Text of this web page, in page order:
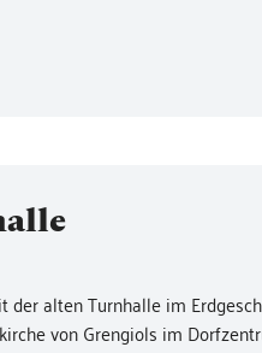
der alten Turnhalle im
von Grengiols im